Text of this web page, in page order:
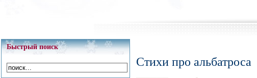
Быстрый поиск
Стихи про альбатроса